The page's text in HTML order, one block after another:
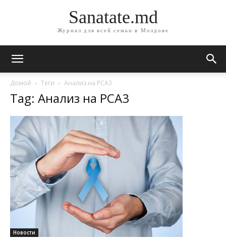
Sanatate.md
Журнал для всей семьи в Молдове
Домой Теги Анализ на PCA3
Tag: Анализ на PCA3
Новости